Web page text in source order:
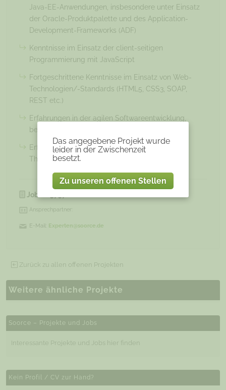
Das angegebene Projekt wurde
leider in der Zwischenzeit
besetzt.
Zu unseren offenen Stellen
Java-EE-Anwendungen, insbesondere unter Einsatz
der Oracle-Produktpalette und des Application-
Development-Frameworks (ADF)
Kenntnisse im Einsatz der client-seitigen
Programmierung mit JavaScript
Fortgeschrittene Kenntnisse im Einsatz von Web-
Technologien/-Standards (HTML5, CSS3, SOAP,
REST etc.)
Erfahrungen in der agilen Softwareentwicklung,
bevorzugt nach Scrum
Erfahrungen im Coaching technischer
Themenbereiche
JobNr:
Ansprechpartner:
E-Mail: Experten@soorce.de
Zurück zu allen offenen Projekten
Weitere ähnliche Projekte
Soorce – Projekte und Jobs
Interessante Projekte und Jobs hier finden
Kein Profil / CV zur Hand?